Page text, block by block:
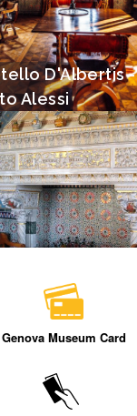
D'Albertis -
Alessi
Genova Museum Card